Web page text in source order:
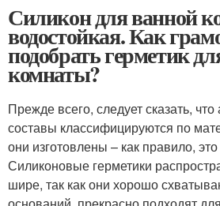
Силикон для ванной
водостойкая. Как
подобрать герметик
комнаты?
Прежде всего, следует сказать,
составы классифицируются по
они изготовлены – как правило,
Силиконовые герметики
шире, так как они хорошо